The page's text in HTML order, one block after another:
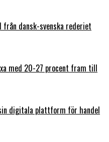
från dansk-svenska rederiet
med 20-27 procent fram till
digitala plattform för handel